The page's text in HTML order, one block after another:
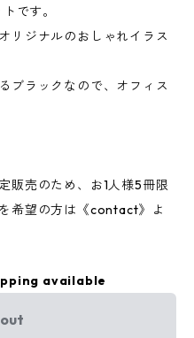
です。
リジナルのおしゃれイラス
ブラックなので、オフィス
販売のため、お1人様5冊限
希望の方は《contact》よ
available